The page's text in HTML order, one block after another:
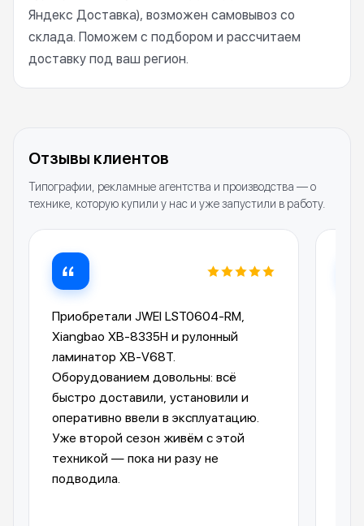
Яндекс Доставка), возможен самовывоз со
склада. Поможем с подбором и рассчитаем
доставку под ваш регион.
Отзывы клиентов
Типографии, рекламные агентства и производства — о
технике, которую купили у нас и уже запустили в работу.
Приобретали JWEI LST0604-RM,
Xiangbao XB-8335H и рулонный
ламинатор XB-V68T.
Оборудованием довольны: всё
быстро доставили, установили и
оперативно ввели в эксплуатацию.
Уже второй сезон живём с этой
техникой — пока ни разу не
подводила.